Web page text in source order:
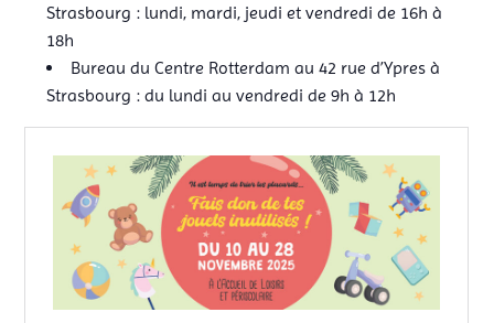
Strasbourg : lundi, mardi, jeudi et vendredi de 16h à
18h
Bureau du Centre Rotterdam au 42 rue d’Ypres à
Strasbourg : du lundi au vendredi de 9h à 12h